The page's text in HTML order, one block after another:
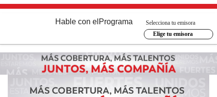
Hable con el Programa
Selecciona tu emisora
Elige tu emisora